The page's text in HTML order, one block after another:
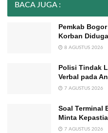
BACA JUGA :
Pemkab
Korban
8 AGUSTUS 2026
Polisi Tindak
Verbal pada
7 AGUSTUS 2026
Soal Terminal
Minta
7 AGUSTUS 2026